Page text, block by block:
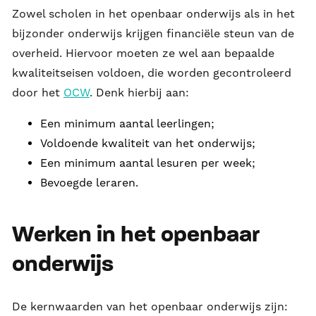
Zowel scholen in het openbaar onderwijs als in het
bijzonder onderwijs krijgen financiële steun van de
overheid. Hiervoor moeten ze wel aan bepaalde
kwaliteitseisen voldoen, die worden gecontroleerd
door het OCW. Denk hierbij aan:
Een minimum aantal leerlingen;
Voldoende kwaliteit van het onderwijs;
Een minimum aantal lesuren per week;
Bevoegde leraren.
Werken in het openbaar
onderwijs
De kernwaarden van het openbaar onderwijs zijn: